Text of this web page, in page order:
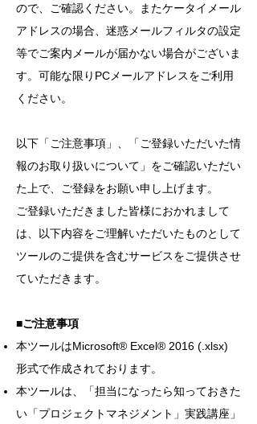
ので、ご確認ください。またケータイメール
アドレスの場合、迷惑メールフィルタの設定
等でご案内メールが届かない場合がございま
す。可能な限りPCメールアドレスをご利用
ください。
以下「ご注意事項」、「ご登録いただいた情
報のお取り扱いについて」をご確認いただい
た上で、ご登録をお願い申し上げます。
ご登録いただきました皆様におかれまして
は、以下内容をご理解いただいたものとして
ツールのご提供を含むサービスをご提供させ
ていただきます。
■ご注意事項
本ツールはMicrosoft® Excel® 2016 (.xlsx)
形式で作成されております。
本ツールは、「担当になったら知っておきた
い「プロジェクトマネジメント」実践講座」